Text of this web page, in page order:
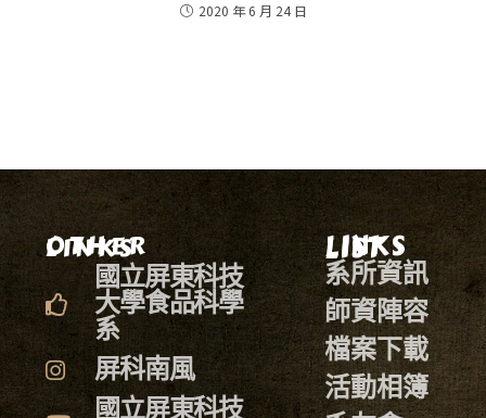
2020 年 6 月 24 日
LINKS LIST
系所資訊
師資陣容
檔案下載
活動相簿
OTHER LINKS
國立屏東科技
大學食品科學
系
屏科南風
國立屏東科技